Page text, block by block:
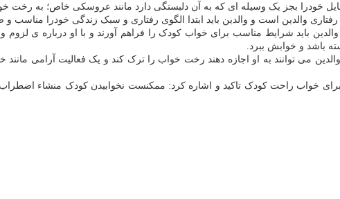
خودرا بجز یک وسیله ای که به آن دلبستگی دارد مانند عروسکی خاص؛ به رخت
والدین است و والدین باید ابتدا الگوی رفتاری و سبک زندگی خودرا مناسب و
باید شرایط مناسب برای خواب کودک را فراهم آورند و با او درباره ی
باشد و خوابش ببرد.
می توانند به او اجازه دهند رخت خواب را ترک کند و یک فعالیت آرامی مانند
خواب راحت کودک تاکید و اشاره کرد: ممکنست نخوابیدن کودک منشاء